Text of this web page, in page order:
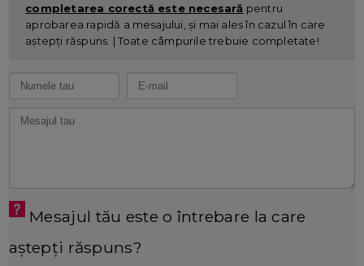
completarea corectă este necesară pentru
aprobarea rapidă a mesajului, și mai ales în cazul în care
aștepți răspuns. | Toate câmpurile trebuie completate!
Mesajul tău este o întrebare la care
aștepți răspuns?